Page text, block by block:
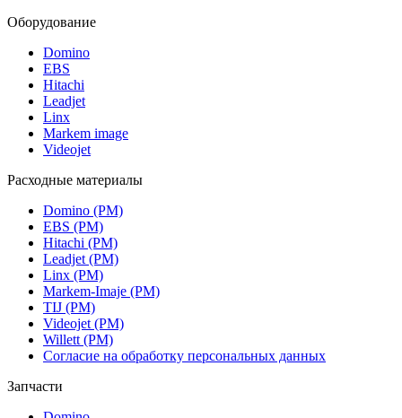
Оборудование
Domino
EBS
Hitachi
Leadjet
Linx
Markem image
Videojet
Расходные материалы
Domino (РМ)
EBS (РМ)
Hitachi (РМ)
Leadjet (РМ)
Linx (РМ)
Markem-Imaje (РМ)
TIJ (РМ)
Videojet (РМ)
Willett (РМ)
Согласие на обработку персональных данных
Запчасти